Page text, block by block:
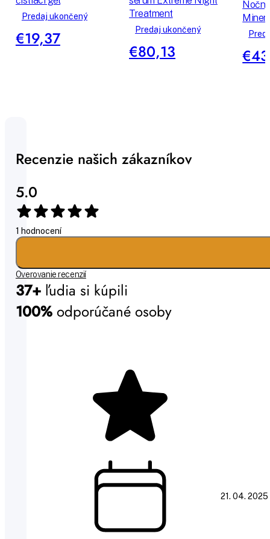
Predaj ukončený
€19,37
Treatment
Predaj ukončený
€80,13
Recenzie našich zákazníkov
5.0
1 hodnocení
Overovanie recenzií
37+ ľudia si kúpili
100% odporúčané osoby
21. 04. 2025